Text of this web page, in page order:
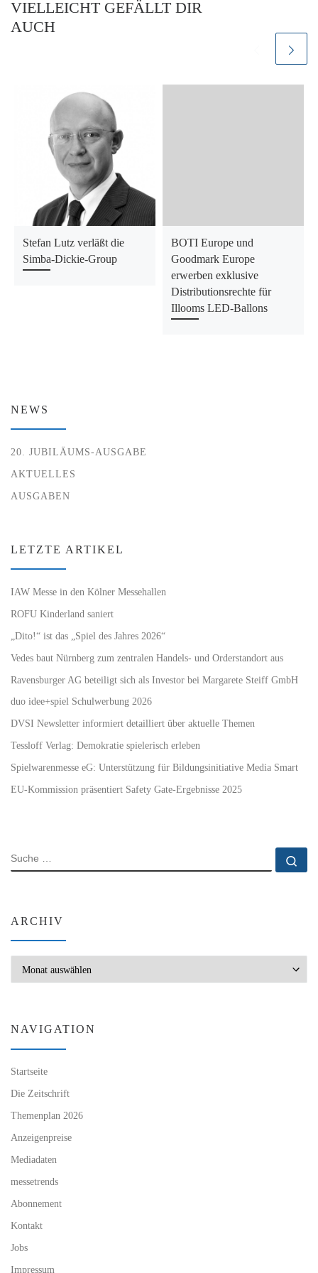
VIELLEICHT GEFÄLLT DIR
AUCH
Stefan Lutz verläßt die
Simba-Dickie-Group
BOTI Europe und
Goodmark Europe
erwerben exklusive
Distributionsrechte für
Illooms LED-Ballons
NEWS
20. JUBILÄUMS-AUSGABE
AKTUELLES
AUSGABEN
LETZTE ARTIKEL
IAW Messe in den Kölner Messehallen
ROFU Kinderland saniert
„Dito!“ ist das „Spiel des Jahres 2026“
Vedes baut Nürnberg zum zentralen Handels- und Orderstandort aus
Ravensburger AG beteiligt sich als Investor bei Margarete Steiff GmbH
duo idee+spiel Schulwerbung 2026
DVSI Newsletter informiert detailliert über aktuelle Themen
Tessloff Verlag: Demokratie spielerisch erleben
Spielwarenmesse eG: Unterstützung für Bildungsinitiative Media Smart
EU-Kommission präsentiert Safety Gate-Ergebnisse 2025
SUCHE
ARCHIV
NAVIGATION
Startseite
Die Zeitschrift
Themenplan 2026
Anzeigenpreise
Mediadaten
messetrends
Abonnement
Kontakt
Jobs
Impressum